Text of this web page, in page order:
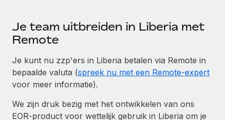
Je team uitbreiden in Liberia met
Remote
Je kunt nu zzp'ers in Liberia betalen via Remote in
bepaalde valuta (spreek nu met een Remote-expert
voor meer informatie).
We zijn druk bezig met het ontwikkelen van ons
EOR-product voor wettelijk gebruik in Liberia om je